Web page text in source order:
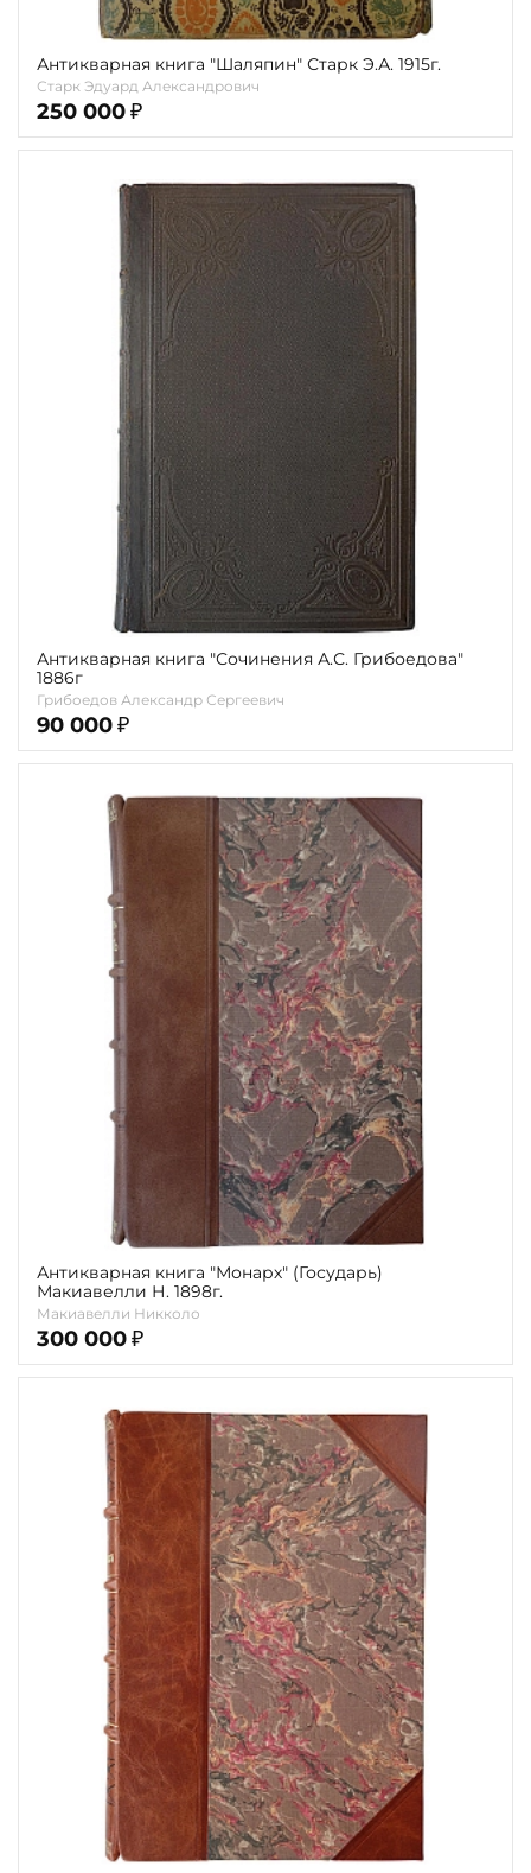
Антикварная книга "Шаляпин" Старк Э.А. 1915г.
Старк Эдуард Александрович
250 000 ₽
Антикварная книга "Сочинения А.С. Грибоедова"
1886г
Грибоедов Александр Сергеевич
90 000 ₽
Антикварная книга "Монарх" (Государь)
Макиавелли Н. 1898г.
Макиавелли Никколо
300 000 ₽